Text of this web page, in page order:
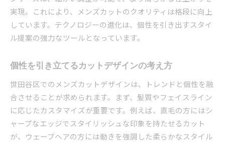
実現。これにより、メンズカットのクオリティは格段に向上
しています。テクノロジーの進化は、個性を引き出すスタイ
ル提案の強力なツールとなっています。
個性を引き立てるカットデザインの考え方
世田谷区でのメンズカットデザインは、トレンドと個性を融
合させることが求められます。まず、髪質やフェイスライン
に応じたカスタマイズが重要です。例えば、直毛の方にはシ
ャープなエッジでスタイリッシュな印象を持たせるカット
が、ウェーブヘアの方には動きを強調した柔らかなスタイル